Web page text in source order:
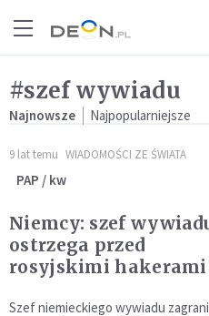
#szef wywiadu
Najnowsze Najpopularniejsze
9 lat temu WIADOMOŚCI ZE ŚWIATA
PAP / kw
Niemcy: szef
ostrzega przed
rosyjskimi hakerami
Szef niemieckiego wywiadu